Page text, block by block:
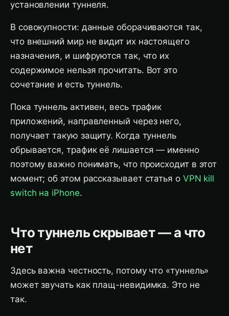
установлении туннеля.
В совокупности: данные оборачиваются так,
что внешний мир не видит их настоящего
назначения, и шифруются так, что их
содержимое нельзя прочитать. Вот это
сочетание и есть туннель.
Пока туннель активен, весь трафик
приложений, направленный через него,
получает такую защиту. Когда туннель
обрывается, трафик её лишается — именно
поэтому важно понимать, что происходит в этот
момент; об этом рассказывает статья о VPN kill
switch на iPhone.
Что туннель скрывает — а что
нет
Здесь важна честность, потому что «туннель»
может звучать как плащ-невидимка. Это не
так.